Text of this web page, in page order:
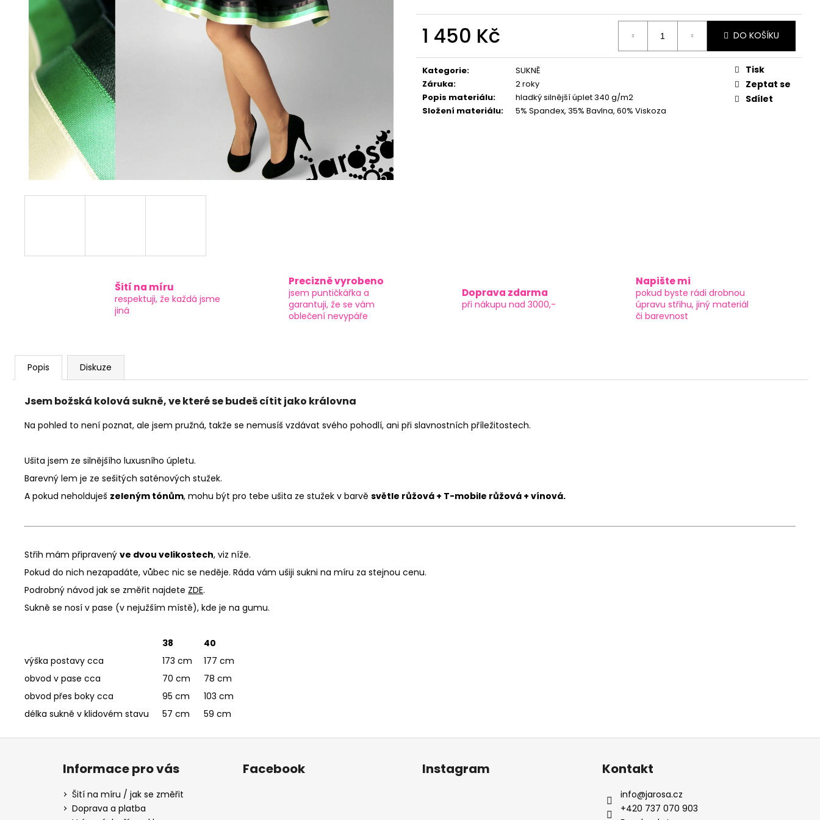
1 450 Kč
cena:
DO KOŠÍKU
Kategorie:
SUKNĚ
Záruka:
2 roky
Popis materiálu:
hladký silnější úplet 340 g/m2
Složení materiálu: 5% Spandex, 35% Bavlna, 60% Viskoza
Tisk
Zeptat se
Sdílet
Šití na míru
respektuji, že každá jsme
jiná
Precizně vyrobeno
jsem puntičkářka a
garantuji, že se vám
oblečení nevypáře
Doprava zdarma
při nákupu nad 3000,-
Napište mi
pokud byste rádi drobnou
úpravu střihu, jiný materiál
či barevnost
Popis Diskuze
Jsem božská kolová sukně, ve které se budeš cítit jako královna
Na pohled to není poznat, ale jsem pružná, takže se nemusíš vzdávat svého pohodlí, ani při slavnostních příležitostech.
Ušita jsem ze silnějšího luxusního úpletu.
Barevný lem je ze sešitých saténových stužek.
A pokud neholduješ zeleným tónům, mohu být pro tebe ušita ze stužek v barvě světle růžová + T-mobile růžová + vínová.
Střih mám připravený ve dvou velikostech, viz níže.
Pokud do nich nezapadáte, vůbec nic se neděje. Ráda vám ušiji sukni na míru za stejnou cenu.
Podrobný návod jak se změřit najdete ZDE.
Sukně se nosí v pase (v nejužším místě), kde je na gumu.
38
40
výška postavy cca
173 cm
177 cm
obvod v pase cca
70 cm
78 cm
obvod přes boky cca
95 cm
103 cm
délka sukně v klidovém stavu
57 cm 59 cm
Z
Informace pro vás
Šití na míru / jak se změřit
Doprava a platba
Facebook Instagram Kontakt
info@jarosa.cz
+420 737 070 903